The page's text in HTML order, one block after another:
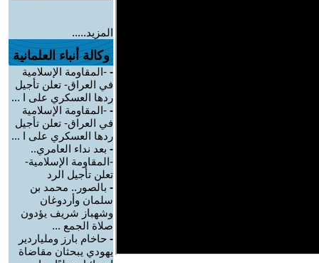
المزيد.....
وكالة أنباء العلمانية
- -المقاومة الإسلامية
في العراق- تعلن تأجيل
ردها العسكري على ا ...
- -المقاومة الإسلامية
في العراق- تعلن تأجيل
ردها العسكري على ا ...
- بعد نداء العامري..
-المقاومة الإسلامية-
تعلن تأجيل الرد
- بالصور.. محمد بن
سلمان وأردوغان
وشهباز شريف يؤدون
صلاة الجمع ...
- حاخام بارز وملياردير
يهودي يبحثان مقاضاة